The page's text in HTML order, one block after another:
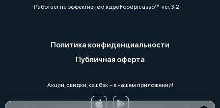
Работает на эффективном ядреFoodpicássover. 3.2
Политика конфиденциальности
Публичная оферта
Акции, скидки, кэшбэк − в нашем приложении!